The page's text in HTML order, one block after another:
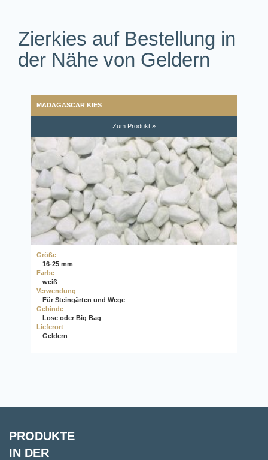
Zierkies auf Bestellung in
der Nähe von Geldern
MADAGASCAR KIES
Zum Produkt »
Größe
16-25 mm
Farbe
weiß
Verwendung
Für Steingärten und Wege
Gebinde
Lose oder Big Bag
Lieferort
Geldern
PRODUKTE
IN DER